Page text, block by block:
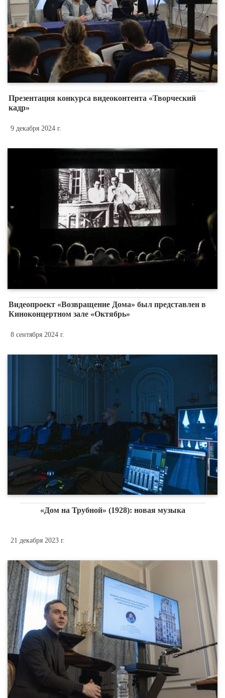
Презентация конкурса видеоконтента «Творческий
кадр»
9 декабря 2024 г.
Видеопроект «Возвращение Дома» был представлен в
Киноконцертном зале «Октябрь»
8 сентября 2024 г.
«Дом на Трубной» (1928): новая музыка
21 декабря 2023 г.